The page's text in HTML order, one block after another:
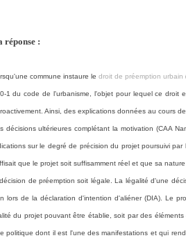
réponse :
commune instaure le droit de préemption urbain
1 du code de l'urbanisme, l'objet pour lequel ce droit
Ainsi, des explications données au cours
décisions ultérieures complétant la motivation (CAA
sur le degré de précision du projet poursuivi
que le projet soit suffisamment réel et que sa
de préemption soit légale. La légalité d'une
lors de la déclaration d'intention d'aliéner (DIA). Le
du projet pouvant être établie, soit par des
politique dont il est l'une des manifestations et qui